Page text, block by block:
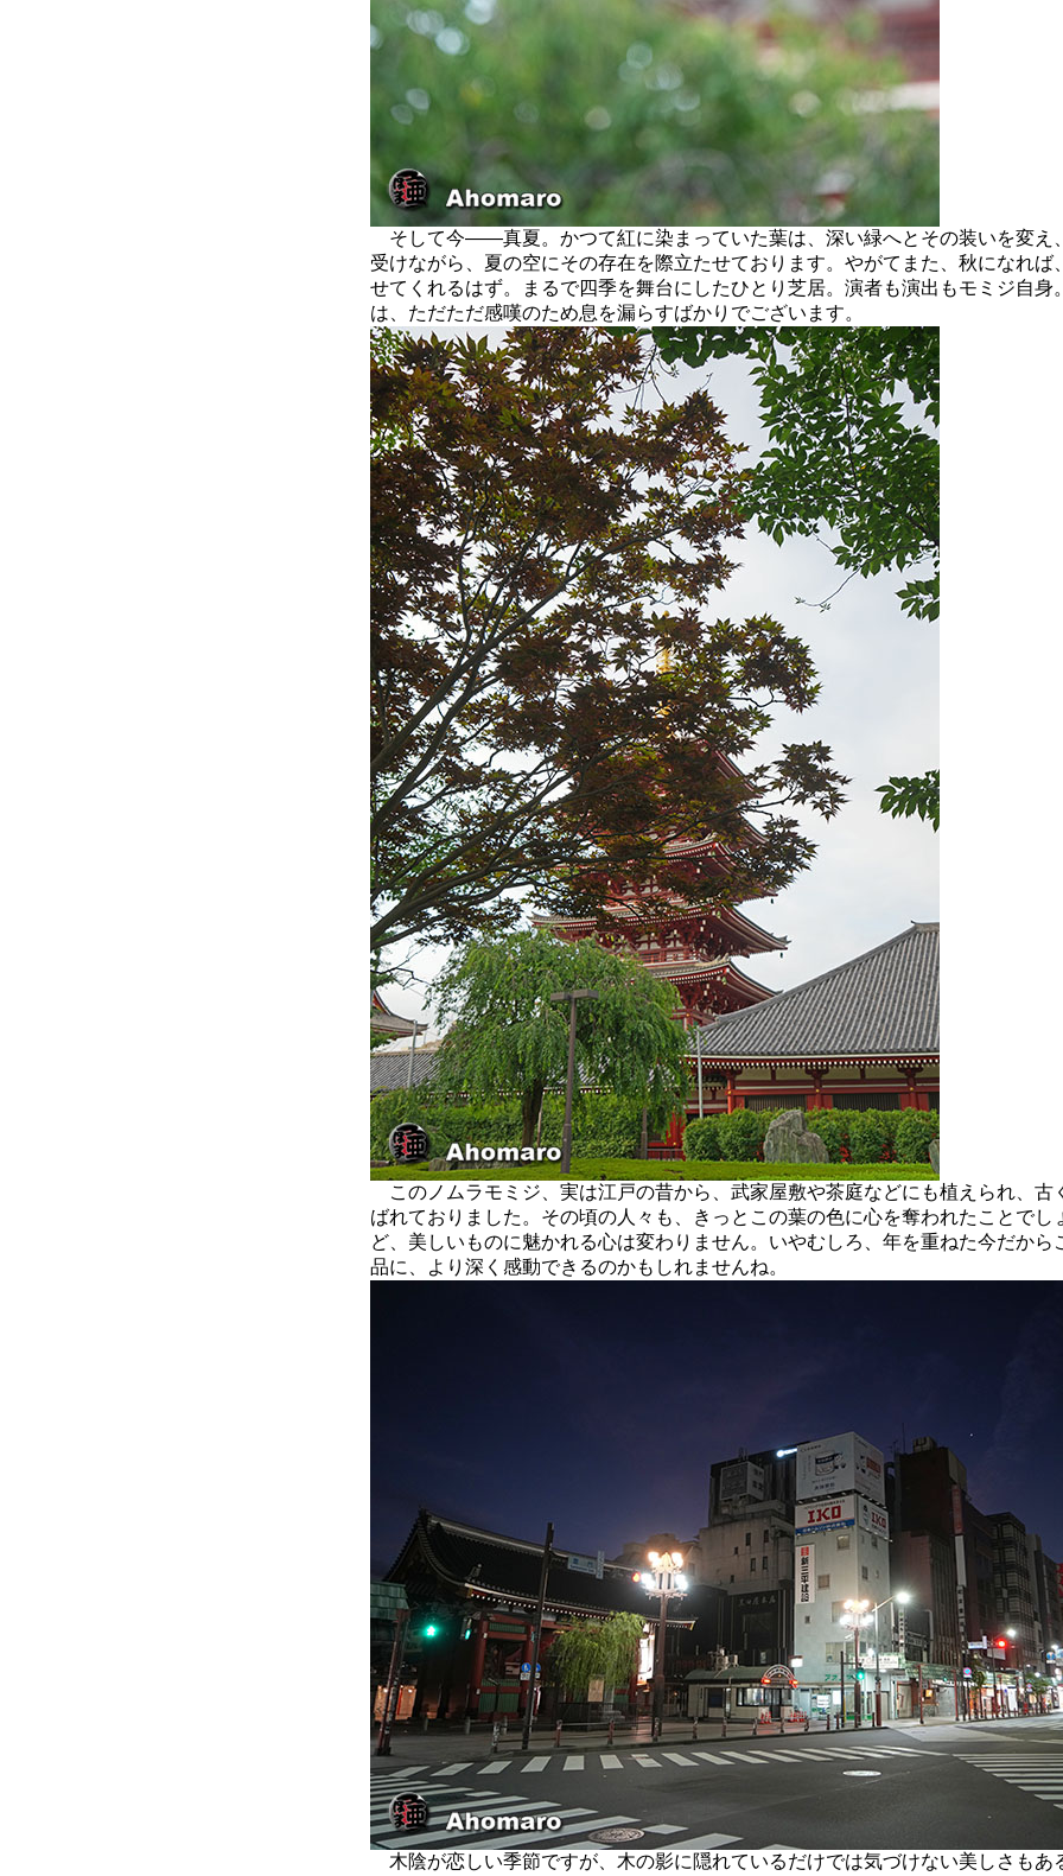
そして今――真夏。かつて紅に染まっていた葉は、深い緑へとその装いを変え
受けながら、夏の空にその存在を際立たせております。やがてまた、秋になれば
せてくれるはず。まるで四季を舞台にしたひとり芝居。演者も演出もモミジ自身
は、ただただ感嘆のため息を漏らすばかりでございます。
このノムラモミジ、実は江戸の昔から、武家屋敷や茶庭などにも植えられ、古
ばれておりました。その頃の人々も、きっとこの葉の色に心を奪われたことでし
ど、美しいものに魅かれる心は変わりません。いやむしろ、年を重ねた今だから
品に、より深く感動できるのかもしれませんね。
木陰が恋しい季節ですが、木の影に隠れているだけでは気づけない美しさもあ